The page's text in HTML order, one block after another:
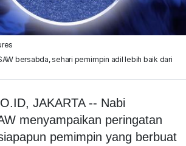
bersabda, sehari pemimpin adil lebih baik dari
JAKARTA -- Nabi
menyampaikan peringatan
pemimpin yang berbuat